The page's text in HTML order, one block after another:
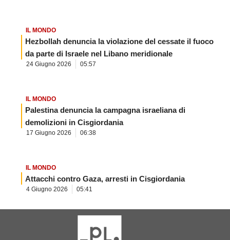
IL MONDO
Hezbollah denuncia la violazione del cessate il fuoco
da parte di Israele nel Libano meridionale
24 Giugno 2026 05:57
IL MONDO
Palestina denuncia la campagna israeliana di
demolizioni in Cisgiordania
17 Giugno 2026 06:38
IL MONDO
Attacchi contro Gaza, arresti in Cisgiordania
4 Giugno 2026 05:41